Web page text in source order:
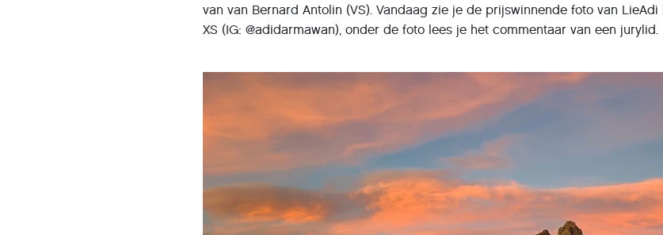
van van Bernard Antolin (VS). Vandaag zie je de prijswinnende foto van
XS (IG: @adidarmawan), onder de foto lees je het commentaar van een jurylid.